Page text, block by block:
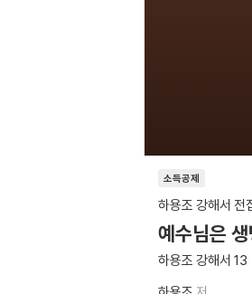
소득공제
하용조 강해서 전
예수님은
하용조 강해서 13